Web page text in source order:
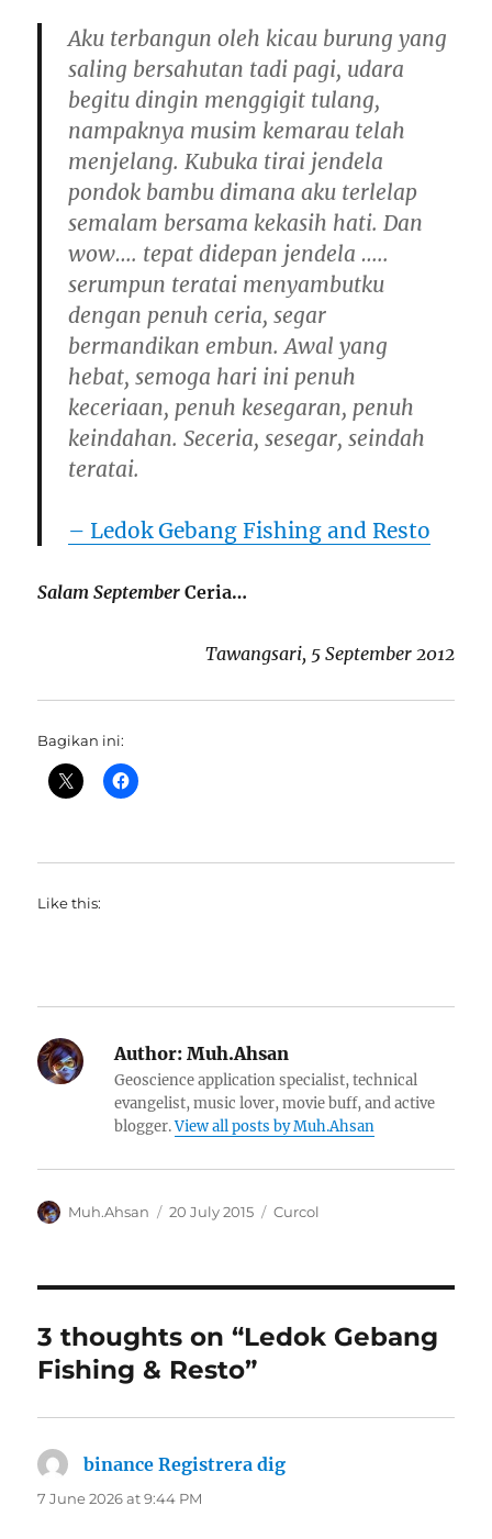
Aku terbangun oleh kicau burung yang
saling bersahutan tadi pagi, udara
begitu dingin menggigit tulang,
nampaknya musim kemarau telah
menjelang. Kubuka tirai jendela
pondok bambu dimana aku terlelap
semalam bersama kekasih hati. Dan
wow…. tepat didepan jendela …..
serumpun teratai menyambutku
dengan penuh ceria, segar
bermandikan embun. Awal yang
hebat, semoga hari ini penuh
keceriaan, penuh kesegaran, penuh
keindahan. Seceria, sesegar, seindah
teratai.
– Ledok Gebang Fishing and Resto
Salam September Ceria…
Tawangsari, 5 September 2012
Bagikan ini:
Like this:
Author: Muh.Ahsan
Geoscience application specialist, technical
evangelist, music lover, movie buff, and active
blogger.View all posts by Muh.Ahsan
Author
Muh.Ahsan
Posted
20 July 2015 Categories
Curcol
3 thoughts on “Ledok Gebang
Fishing & Resto”
binance Registrera dig
7 June 2026 at 9:44 PM